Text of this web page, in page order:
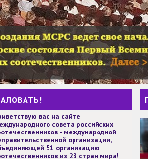
вас на сайте
совета российских
- международной
организации,
51 организацию
из 28 стран мира!